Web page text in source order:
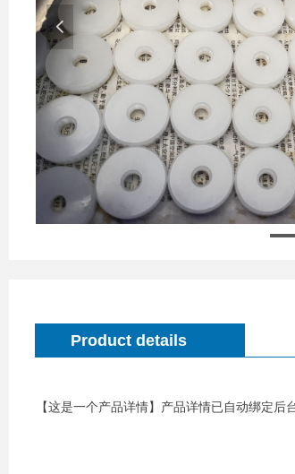
넳
Product details
【这是一个产品详情】产品详情已自动绑定